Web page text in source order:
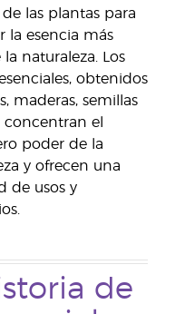
las plantas para
la esencia más
naturaleza. Los
obtenidos
maderas, semillas
concentran el
poder de la
y ofrecen una
de usos y
de